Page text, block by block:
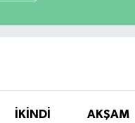
İKINDI AKŞAM